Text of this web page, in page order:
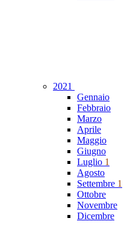
2021
Gennaio
Febbraio
Marzo
Aprile
Maggio
Giugno
Luglio 1
Agosto
Settembre 1
Ottobre
Novembre
Dicembre